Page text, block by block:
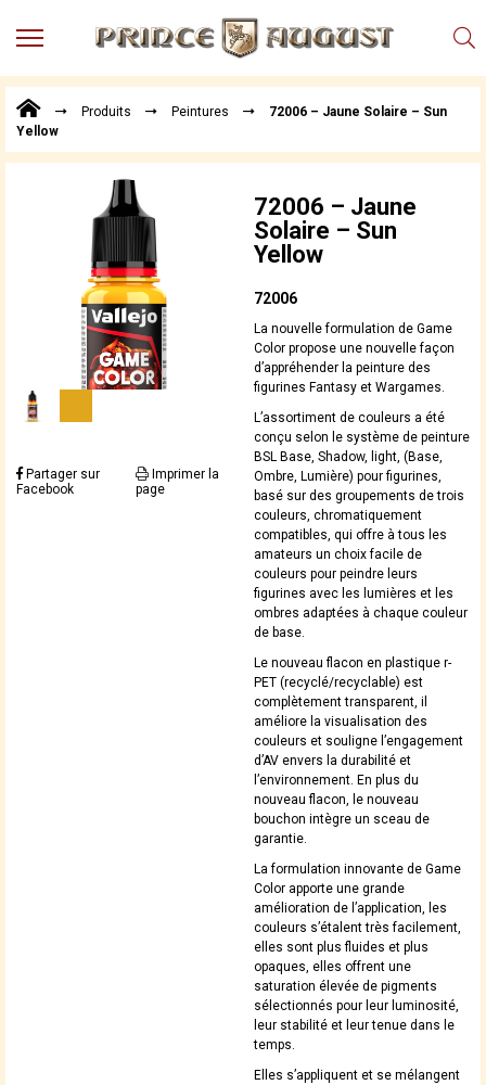
MENU
Points
de
Vente
Actualités
Téléchargements
Techniques,
trucs et
astuces
Vidéos
Produits Peintures
72006 – Jaune Solaire – Sun
Yellow
Partager sur
Facebook
Imprimer la
page
72006 – Jaune
Solaire – Sun
Yellow
72006
La nouvelle formulation de Game
Color propose une nouvelle façon
d’appréhender la peinture des
figurines Fantasy et Wargames.
L’assortiment de couleurs a été
conçu selon le système de peinture
BSL Base, Shadow, light, (Base,
Ombre, Lumière) pour figurines,
basé sur des groupements de trois
couleurs, chromatiquement
compatibles, qui offre à tous les
amateurs un choix facile de
couleurs pour peindre leurs
figurines avec les lumières et les
ombres adaptées à chaque couleur
de base.
Le nouveau flacon en plastique r-
PET (recyclé/recyclable) est
complètement transparent, il
améliore la visualisation des
couleurs et souligne l’engagement
d’AV envers la durabilité et
l’environnement. En plus du
nouveau flacon, le nouveau
bouchon intègre un sceau de
garantie.
La formulation innovante de Game
Color apporte une grande
amélioration de l’application, les
couleurs s’étalent très facilement,
elles sont plus fluides et plus
opaques, elles offrent une
saturation élevée de pigments
sélectionnés pour leur luminosité,
leur stabilité et leur tenue dans le
temps.
Elles s’appliquent et se mélangent